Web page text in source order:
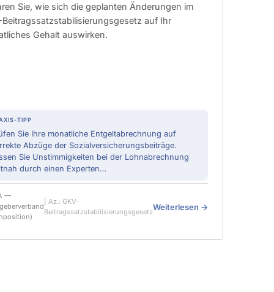
Sie, wie sich die geplanten Änderungen im
Beitragssatzstabilisierungsgesetz auf Ihr
Gehalt auswirken.
TIPP
Sie Ihre monatliche Entgeltabrechnung auf
Abzüge der Sozialversicherungsbeiträge.
Sie Unstimmigkeiten bei der Lohnabrechnung
durch einen Experten…
—
| Az.: GKV-
BeitragssatzstabilisierungsgesetzWeiterlesen →